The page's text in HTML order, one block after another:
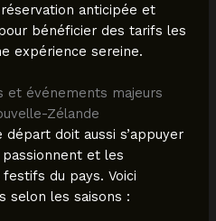
anticipée et
bénéficier des tarifs les
expérience sereine.
et événements majeurs
Zélande
doit aussi s’appuyer
et les
du pays. Voici
selon les saisons :